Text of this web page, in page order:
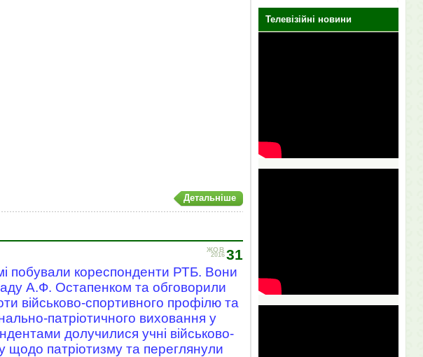
Детальніше
31
ЖОВ
2016
побували кореспонденти РТБ. Вони
А.Ф. Остапенком та обговорили
військово-спортивного профілю та
патріотичного виховання у
долучилися учні військово-
щодо патріотизму та переглянули
Телевізійні новини